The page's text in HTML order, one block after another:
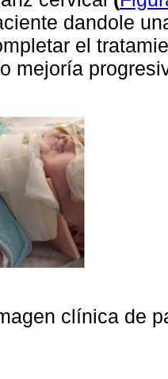
dandole
el
mejoría
clínica de